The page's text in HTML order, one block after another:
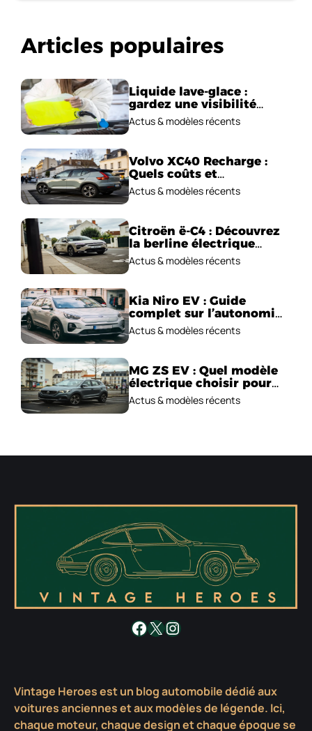
Articles populaires
Liquide lave-glace :
gardez une visibilité
parfaite en voiture
Actus & modèles récents
Volvo XC40 Recharge :
Quels coûts et
performances
électriques ?
Actus & modèles récents
Citroën ë-C4 : Découvrez
la berline électrique
emblématique!
Actus & modèles récents
Kia Niro EV : Guide
complet sur l’autonomie
et le prix !
Actus & modèles récents
MG ZS EV : Quel modèle
électrique choisir pour
2026 ?
Actus & modèles récents
Facebook
X Instagram
Vintage Heroes est un blog automobile dédié aux
voitures anciennes et aux modèles de légende. Ici,
chaque moteur, chaque design et chaque époque se